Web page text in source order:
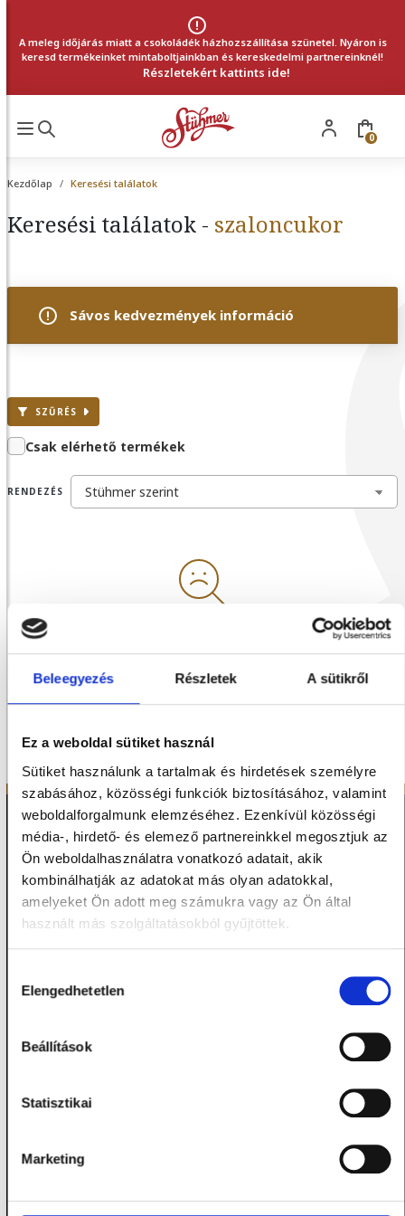
Beleegyezés Részletek A sütikről
Ez a weboldal sütiket használ
Sütiket használunk a tartalmak és hirdetések személyre
szabásához, közösségi funkciók biztosításához, valamint
weboldalforgalmunk elemzéséhez. Ezenkívül közösségi
média-, hirdető- és elemező partnereinkkel megosztjuk az
Ön weboldalhasználatra vonatkozó adatait, akik
kombinálhatják az adatokat más olyan adatokkal,
amelyeket Ön adott meg számukra vagy az Ön által
használt más szolgáltatásokból gyűjtöttek.
kiválasztása
Elengedhetetlen
Beállítások
Statisztikai
Marketing
A meleg időjárás miatt a csokoládék házhozszállítása szünetel. Nyáron is
keresd termékeinket mintaboltjainkban és kereskedelmi partnereinknél!
Részletekért kattints ide!
0
Kezdőlap Keresési találatok
Keresési találatok - szaloncukor
Sávos kedvezmények információ
SZŰRÉS
Csak elérhető termékek
RENDEZÉS
HASZNOS